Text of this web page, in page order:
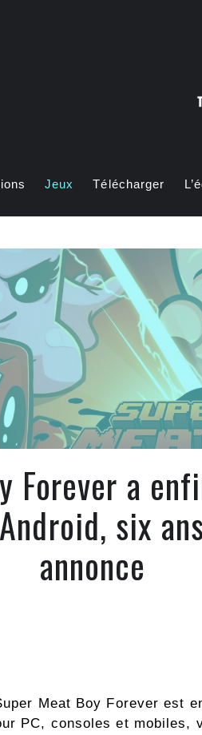
Jeux Télécharger
Forever a
six
annonce
Meat Boy Forever est
PC, consoles et mobiles,